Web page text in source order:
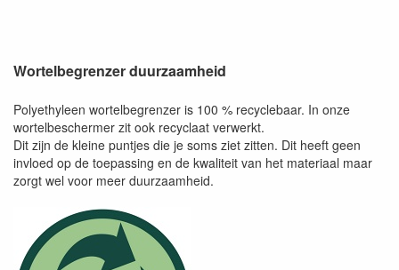
Wortelbegrenzer duurzaamheid
Polyethyleen wortelbegrenzer is 100 % recyclebaar. In onze
wortelbeschermer zit ook recyclaat verwerkt.
Dit zijn de kleine puntjes die je soms ziet zitten. Dit heeft geen
invloed op de toepassing en de kwaliteit van het materiaal maar
zorgt wel voor meer duurzaamheid.